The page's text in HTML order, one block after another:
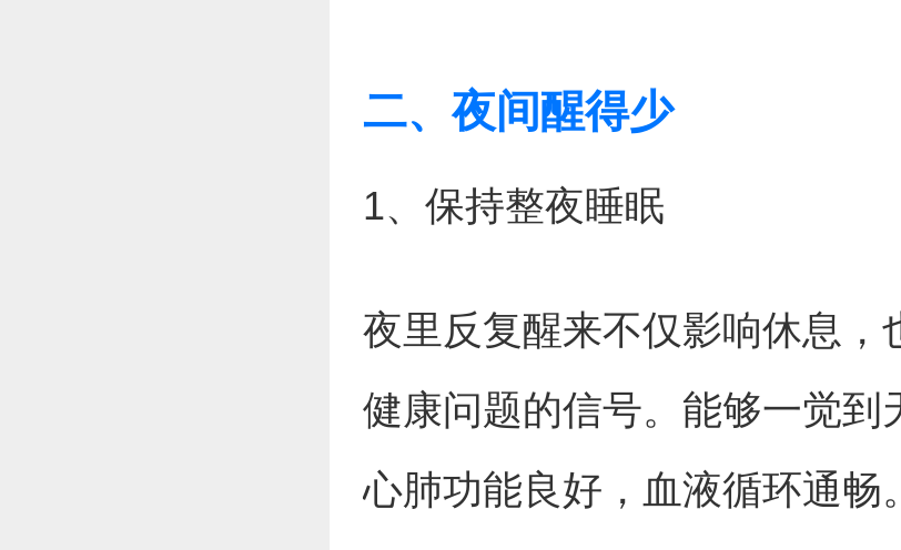
二、夜间醒得少
1、保持整夜睡眠
夜里反复醒来不仅影响休息，
健康问题的信号。能够一觉到
心肺功能良好，血液循环通畅。